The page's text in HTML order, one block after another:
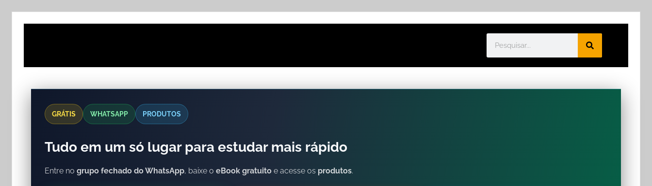
GRÁTIS WHATSAPP PRODUTOS
Tudo em um só lugar para estudar mais rápido
Entre no grupo fechado do WhatsApp, baixe o eBook gratuito e acesse os produtos.